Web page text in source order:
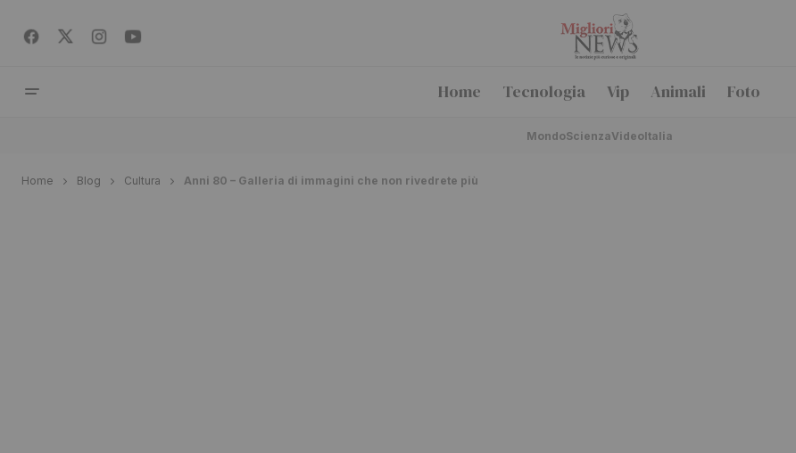
Home Tecnologia Vip Animali Foto
MondoScienzaVideoItalia
Home Blog Cultura Anni 80 – Galleria di immagini che non rivedrete più